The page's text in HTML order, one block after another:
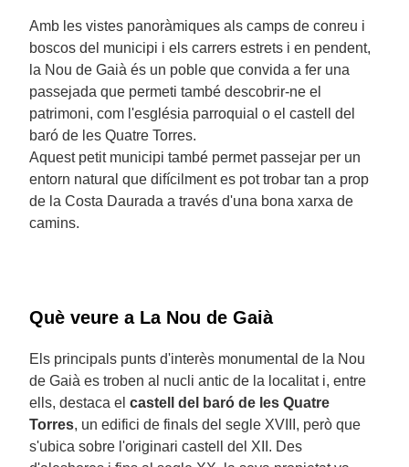
Amb les vistes panoràmiques als camps de conreu i
boscos del municipi i els carrers estrets i en pendent,
la Nou de Gaià és un poble que convida a fer una
passejada que permeti també descobrir-ne el
patrimoni, com l'església parroquial o el castell del
baró de les Quatre Torres.
Aquest petit municipi també permet passejar per un
entorn natural que difícilment es pot trobar tan a prop
de la Costa Daurada a través d'una bona xarxa de
camins.
Què veure a La Nou de Gaià
Els principals punts d'interès monumental de la Nou
de Gaià es troben al nucli antic de la localitat i, entre
ells, destaca el castell del baró de les Quatre
Torres, un edifici de finals del segle XVIII, però que
s'ubica sobre l'originari castell del XII. Des